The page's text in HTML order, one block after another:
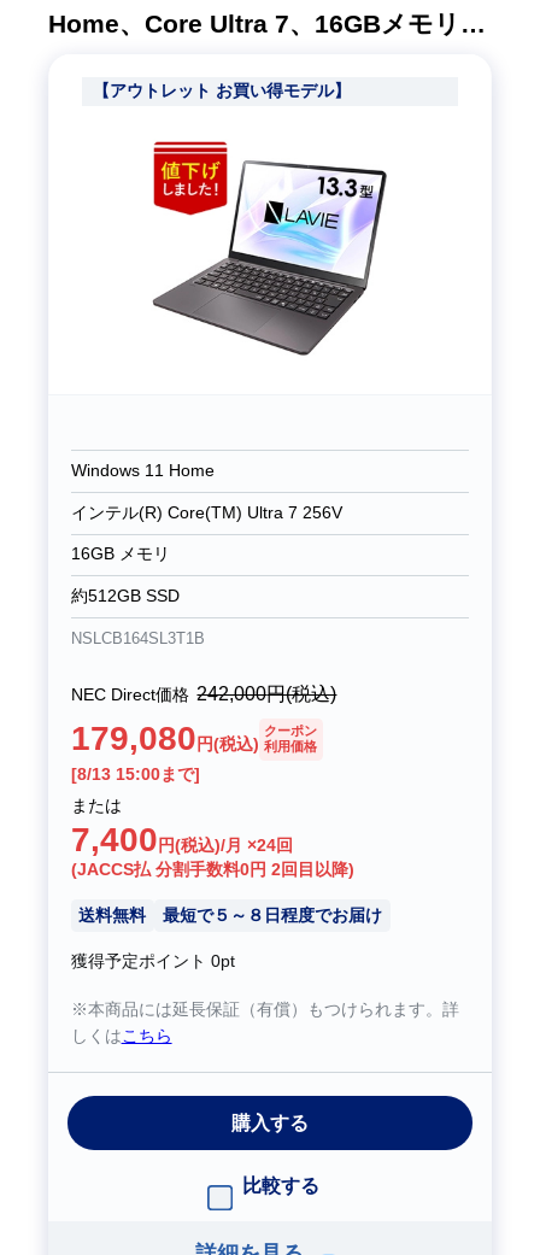
Home、Core Ultra 7、16GBメモリ、
ンブラック、1年間保証]
【アウトレット お買い得モデル】
Windows 11 Home
インテル(R) Core(TM) Ultra 7 256V
16GB メモリ
約512GB SSD
NSLCB164SL3T1B
NEC Direct価格 242,000円(税込)
179,080 円(税込)
クーポン
利用価格
[8/13 15:00まで]
または
7,400 円(税込)/月 ×24回
(JACCS払 分割手数料0円 2回目以降)
送料無料 最短で５～８日程度でお届け
獲得予定ポイント 0pt
※本商品には延長保証（有償）もつけられます。詳
しくはこちら
購入する
比較する